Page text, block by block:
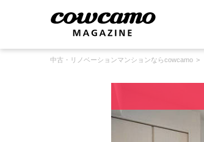
中古・リノベーションマンションならcowcamo